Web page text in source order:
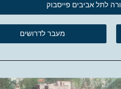
לתל אביבים פייסבוק
מעבר לדרושים